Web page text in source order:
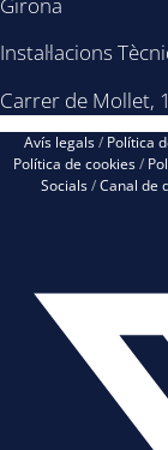
Instal·lacions
Carrer de Mollet,
Avís legals/ Política
Política de cookies/
Socials/Canal de